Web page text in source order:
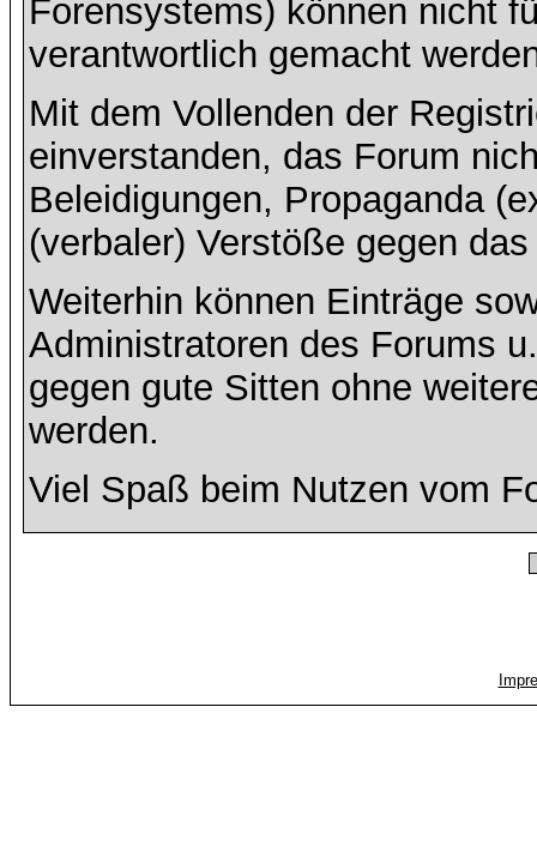
Forensystems) können nicht
verantwortlich gemacht
Mit dem Vollenden der
einverstanden, das Forum
Beleidigungen, Propaganda
(verbaler) Verstöße gegen
Weiterhin können Einträge
Administratoren des Forums
gegen gute Sitten ohne
werden.
Viel Spaß beim Nutzen vom